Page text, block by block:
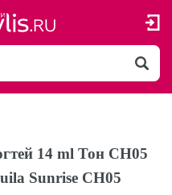
14 ml Тон CH05
Sunrise CH05